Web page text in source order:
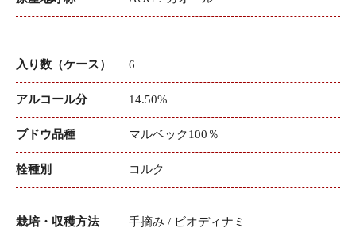
入り数（ケース） 6
アルコール分 14.50%
ブドウ品種 マルベック100％
栓種別 コルク
栽培・収穫方法 手摘み / ビオディナミ